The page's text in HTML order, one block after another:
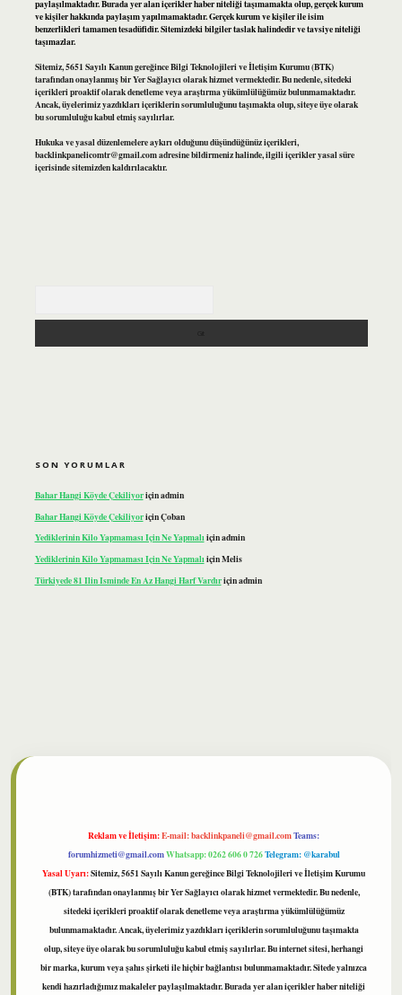
paylaşılmaktadır. Burada yer alan içerikler haber niteliği taşımamakta olup, gerçek kurum
ve kişiler hakkında paylaşım yapılmamaktadır. Gerçek kurum ve kişiler ile isim
benzerlikleri tamamen tesadüfidir. Sitemizdeki bilgiler taslak halindedir ve tavsiye niteliği
taşımazlar.
Sitemiz, 5651 Sayılı Kanun gereğince Bilgi Teknolojileri ve İletişim Kurumu (BTK)
tarafından onaylanmış bir Yer Sağlayıcı olarak hizmet vermektedir. Bu nedenle, sitedeki
içerikleri proaktif olarak denetleme veya araştırma yükümlülüğümüz bulunmamaktadır.
Ancak, üyelerimiz yazdıkları içeriklerin sorumluluğunu taşımakta olup, siteye üye olarak
bu sorumluluğu kabul etmiş sayılırlar.
Hukuka ve yasal düzenlemelere aykırı olduğunu düşündüğünüz içerikleri,
backlinkpanelicomtr@gmail.comadresine bildirmeniz halinde, ilgili içerikler yasal süre
içerisinde sitemizden kaldırılacaktır.
SON YORUMLAR
Bahar Hangi Köyde Çekiliyoriçinadmin
Bahar Hangi Köyde ÇekiliyoriçinÇoban
Yediklerinin Kilo Yapmaması Için Ne Yapmalıiçinadmin
Yediklerinin Kilo Yapmaması Için Ne YapmalıiçinMelis
Türkiyede 81 Ilin Isminde En Az Hangi Harf Vardıriçinadmin
Reklam ve İletişim:E-mail:backlinkpaneli@gmail.comTeams:
forumhizmeti@gmail.comWhatsapp: 0262 606 0 726Telegram: @karabul
Yasal Uyarı:Sitemiz, 5651 Sayılı Kanun gereğince Bilgi Teknolojileri ve İletişim Kurumu
(BTK) tarafından onaylanmış bir Yer Sağlayıcı olarak hizmet vermektedir. Bu nedenle,
sitedeki içerikleri proaktif olarak denetleme veya araştırma yükümlülüğümüz
bulunmamaktadır. Ancak, üyelerimiz yazdıkları içeriklerin sorumluluğunu taşımakta
olup, siteye üye olarak bu sorumluluğu kabul etmiş sayılırlar. Bu internet sitesi, herhangi
bir marka, kurum veya şahıs şirketi ile hiçbir bağlantısı bulunmamaktadır. Sitede yalnızca
kendi hazırladığımız makaleler paylaşılmaktadır. Burada yer alan içerikler haber niteliği